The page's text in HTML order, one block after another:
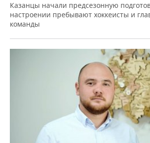
Казанцы начали предсезонную
настроении пребывают хоккеисты и
команды